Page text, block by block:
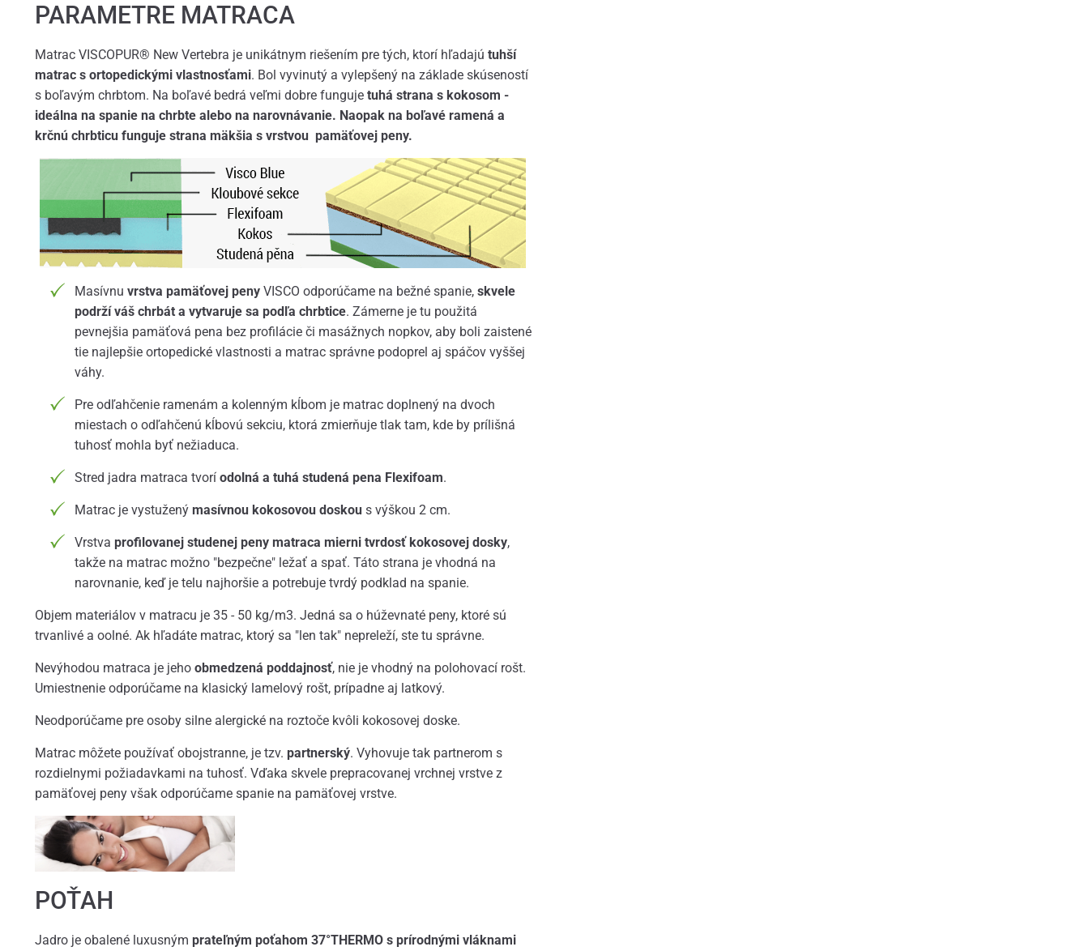
PARAMETRE MATRACA
Matrac VISCOPUR® New Vertebra je unikátnym riešením pre tých, ktorí hľadajú tuhší
matrac s ortopedickými vlastnosťami. Bol vyvinutý a vylepšený na základe skúseností
s boľavým chrbtom. Na boľavé bedrá veľmi dobre funguje tuhá strana s kokosom -
ideálna na spanie na chrbte alebo na narovnávanie. Naopak na boľavé ramená a
krčnú chrbticu funguje strana mäkšia s vrstvou pamäťovej peny.
Masívnu vrstva pamäťovej penyVISCO odporúčame na bežné spanie, skvele
podrží váš chrbát a vytvaruje sa podľa chrbtice. Zámerne je tu použitá
pevnejšia pamäťová pena bez profilácie či masážnych nopkov, aby boli zaistené
tie najlepšie ortopedické vlastnosti a matrac správne podoprel aj spáčov vyššej
váhy.
Pre odľahčenie ramenám a kolenným kĺbom je matrac doplnený na dvoch
miestach o odľahčenú kĺbovú sekciu, ktorá zmierňuje tlak tam, kde by prílišná
tuhosť mohla byť nežiaduca.
Stred jadra matraca tvorí odolná a tuhá studená pena Flexifoam.
Matrac je vystužený masívnou kokosovou doskous výškou 2 cm.
Vrstva profilovanej studenej peny matraca mierni tvrdosť kokosovej dosky,
takže na matrac možno "bezpečne" ležať a spať. Táto strana je vhodná na
narovnanie, keď je telu najhoršie a potrebuje tvrdý podklad na spanie.
Objem materiálov v matracu je 35 - 50 kg/m3. Jedná sa o húževnaté peny, ktoré sú
trvanlivé a oolné. Ak hľadáte matrac, ktorý sa "len tak" nepreleží, ste tu správne.
Nevýhodou matraca je jeho obmedzená poddajnosť, nie je vhodný na polohovací rošt.
Umiestnenie odporúčame na klasický lamelový rošt, prípadne aj latkový.
Neodporúčame pre osoby silne alergické na roztoče kvôli kokosovej doske.
Matrac môžete používať obojstranne, je tzv. partnerský. Vyhovuje tak partnerom s
rozdielnymi požiadavkami na tuhosť. Vďaka skvele prepracovanej vrchnej vrstve z
pamäťovej peny však odporúčame spanie na pamäťovej vrstve.
POŤAH
Jadro je obalené luxusným prateľným poťahom 37°THERMO s prírodnými vláknami